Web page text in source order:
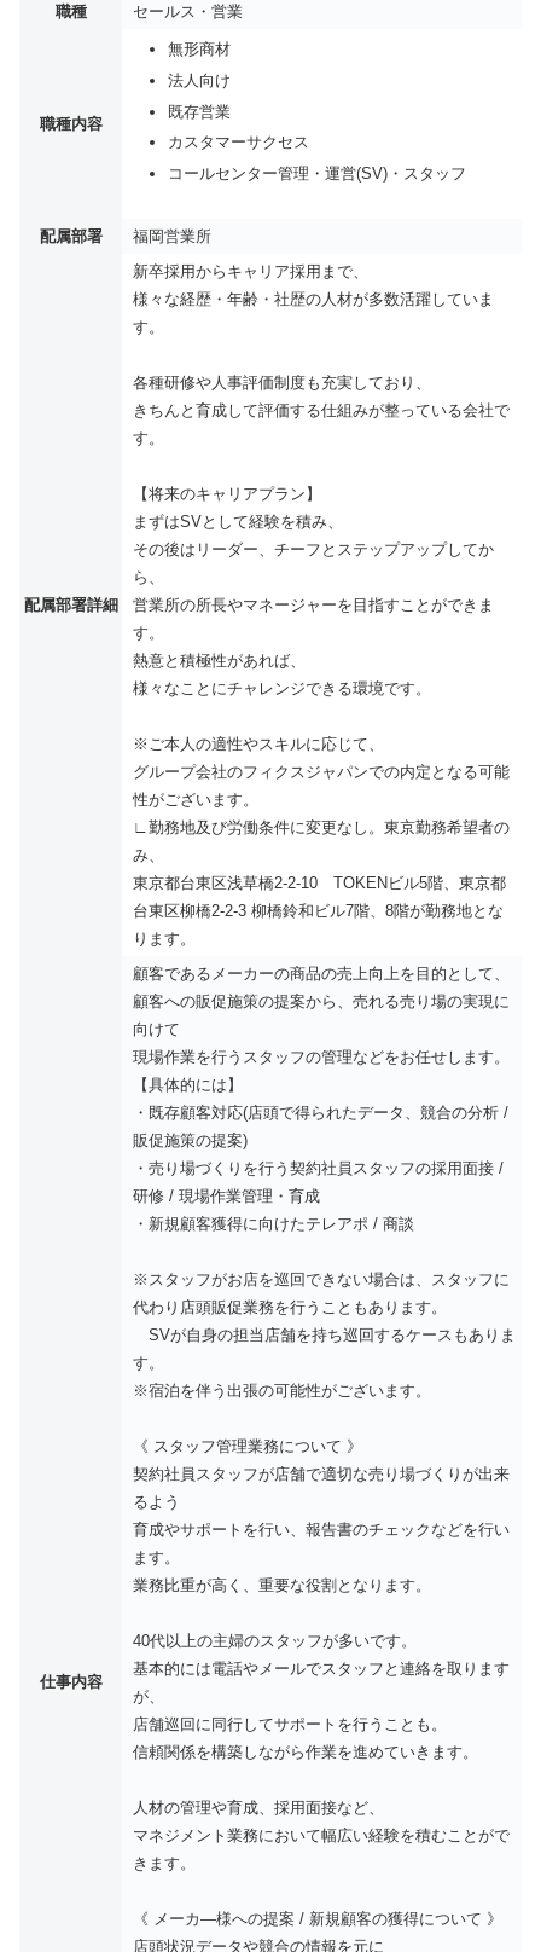
職種 セールス・営業
職種内容
無形商材
法人向け
既存営業
カスタマーサクセス
コールセンター管理・運営(SV)・スタッフ
配属部署 福岡営業所
配属部署詳細
新卒採用からキャリア採用まで、
様々な経歴・年齢・社歴の人材が多数活躍していま
す。
各種研修や人事評価制度も充実しており、
きちんと育成して評価する仕組みが整っている会社で
す。
【将来のキャリアプラン】
まずはSVとして経験を積み、
その後はリーダー、チーフとステップアップしてか
ら、
営業所の所長やマネージャーを目指すことができま
す。
熱意と積極性があれば、
様々なことにチャレンジできる環境です。
※ご本人の適性やスキルに応じて、
グループ会社のフィクスジャパンでの内定となる可能
性がございます。
∟勤務地及び労働条件に変更なし。東京勤務希望者の
み、
東京都台東区浅草橋2-2-10 TOKENビル5階、東京都
台東区柳橋2-2-3 柳橋鈴和ビル7階、8階が勤務地とな
ります。
仕事内容
顧客であるメーカーの商品の売上向上を目的として、
顧客への販促施策の提案から、売れる売り場の実現に
向けて
現場作業を行うスタッフの管理などをお任せします。
【具体的には】
・既存顧客対応(店頭で得られたデータ、競合の分析 /
販促施策の提案)
・売り場づくりを行う契約社員スタッフの採用面接 /
研修 / 現場作業管理・育成
・新規顧客獲得に向けたテレアポ / 商談
※スタッフがお店を巡回できない場合は、スタッフに
代わり店頭販促業務を行うこともあります。
SVが自身の担当店舗を持ち巡回するケースもありま
す。
※宿泊を伴う出張の可能性がございます。
《 スタッフ管理業務について 》
契約社員スタッフが店舗で適切な売り場づくりが出来
るよう
育成やサポートを行い、報告書のチェックなどを行い
ます。
業務比重が高く、重要な役割となります。
40代以上の主婦のスタッフが多いです。
基本的には電話やメールでスタッフと連絡を取ります
が、
店舗巡回に同行してサポートを行うことも。
信頼関係を構築しながら作業を進めていきます。
人材の管理や育成、採用面接など、
マネジメント業務において幅広い経験を積むことがで
きます。
《 メーカ―様への提案 / 新規顧客の獲得について 》
店頭状況データや競合の情報を元に